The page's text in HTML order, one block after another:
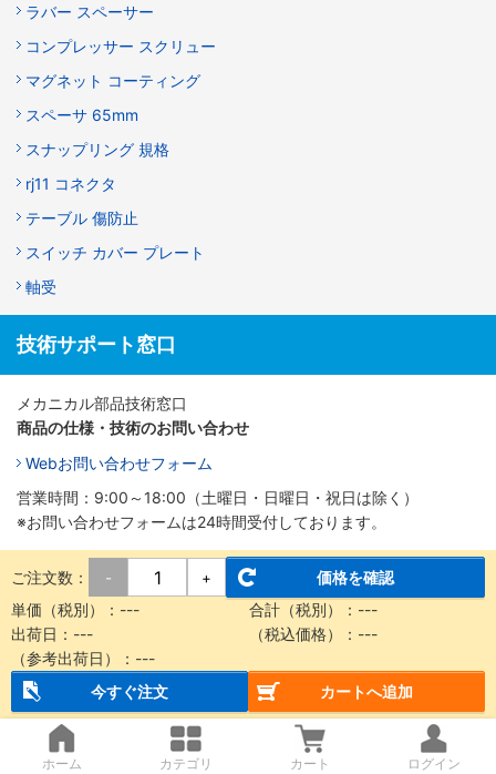
ラバー スペーサー
コンプレッサー スクリュー
マグネット コーティング
スペーサ 65mm
スナップリング 規格
rj11 コネクタ
テーブル 傷防止
スイッチ カバー プレート
軸受
技術サポート窓口
メカニカル部品技術窓口
商品の仕様・技術のお問い合わせ
Webお問い合わせフォーム
営業時間：9:00～18:00（土曜日・日曜日・祝日は除く）
※お問い合わせフォームは24時間受付しております。
ご注文数： - +
価格を確認
単価（税別）： --- 合計（税別）： ---
出荷日： --- （税込価格）： ---
（参考出荷日）： ---
今すぐ注文
カートへ追加
ホーム カテゴリ カート ログイン